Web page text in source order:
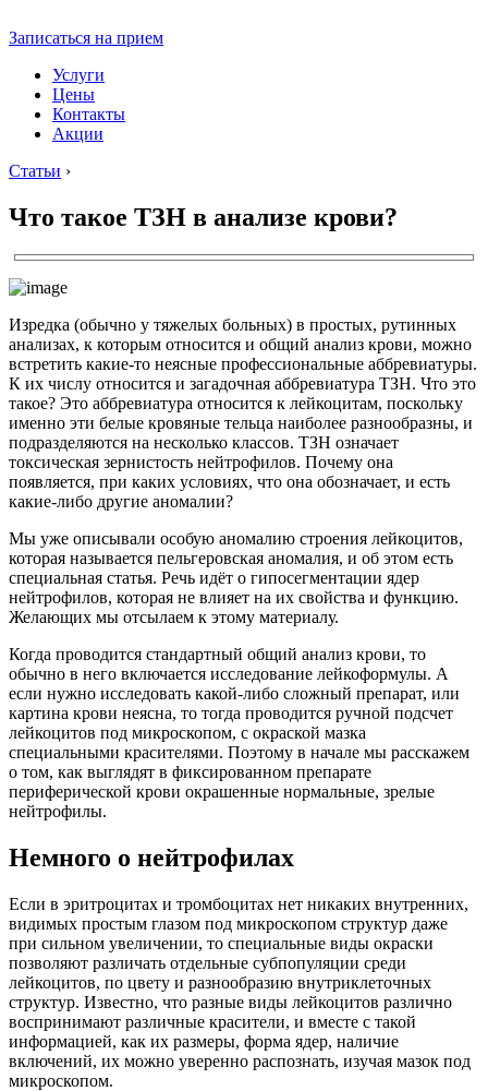
Записаться на прием
Услуги
Цены
Контакты
Акции
Статьи ›
Что такое ТЗН в анализе крови?
Изредка (обычно у тяжелых больных) в простых, рутинных
анализах, к которым относится и общий анализ крови, можно
встретить какие-то неясные профессиональные аббревиатуры.
К их числу относится и загадочная аббревиатура ТЗН. Что это
такое? Это аббревиатура относится к лейкоцитам, поскольку
именно эти белые кровяные тельца наиболее разнообразны, и
подразделяются на несколько классов. ТЗН означает
токсическая зернистость нейтрофилов. Почему она
появляется, при каких условиях, что она обозначает, и есть
какие-либо другие аномалии?
Мы уже описывали особую аномалию строения лейкоцитов,
которая называется пельгеровская аномалия, и об этом есть
специальная статья. Речь идёт о гипосегментации ядер
нейтрофилов, которая не влияет на их свойства и функцию.
Желающих мы отсылаем к этому материалу.
Когда проводится стандартный общий анализ крови, то
обычно в него включается исследование лейкоформулы. А
если нужно исследовать какой-либо сложный препарат, или
картина крови неясна, то тогда проводится ручной подсчет
лейкоцитов под микроскопом, с окраской мазка
специальными красителями. Поэтому в начале мы расскажем
о том, как выглядят в фиксированном препарате
периферической крови окрашенные нормальные, зрелые
нейтрофилы.
Немного о нейтрофилах
Если в эритроцитах и тромбоцитах нет никаких внутренних,
видимых простым глазом под микроскопом структур даже
при сильном увеличении, то специальные виды окраски
позволяют различать отдельные субпопуляции среди
лейкоцитов, по цвету и разнообразию внутриклеточных
структур. Известно, что разные виды лейкоцитов различно
воспринимают различные красители, и вместе с такой
информацией, как их размеры, форма ядер, наличие
включений, их можно уверенно распознать, изучая мазок под
микроскопом.